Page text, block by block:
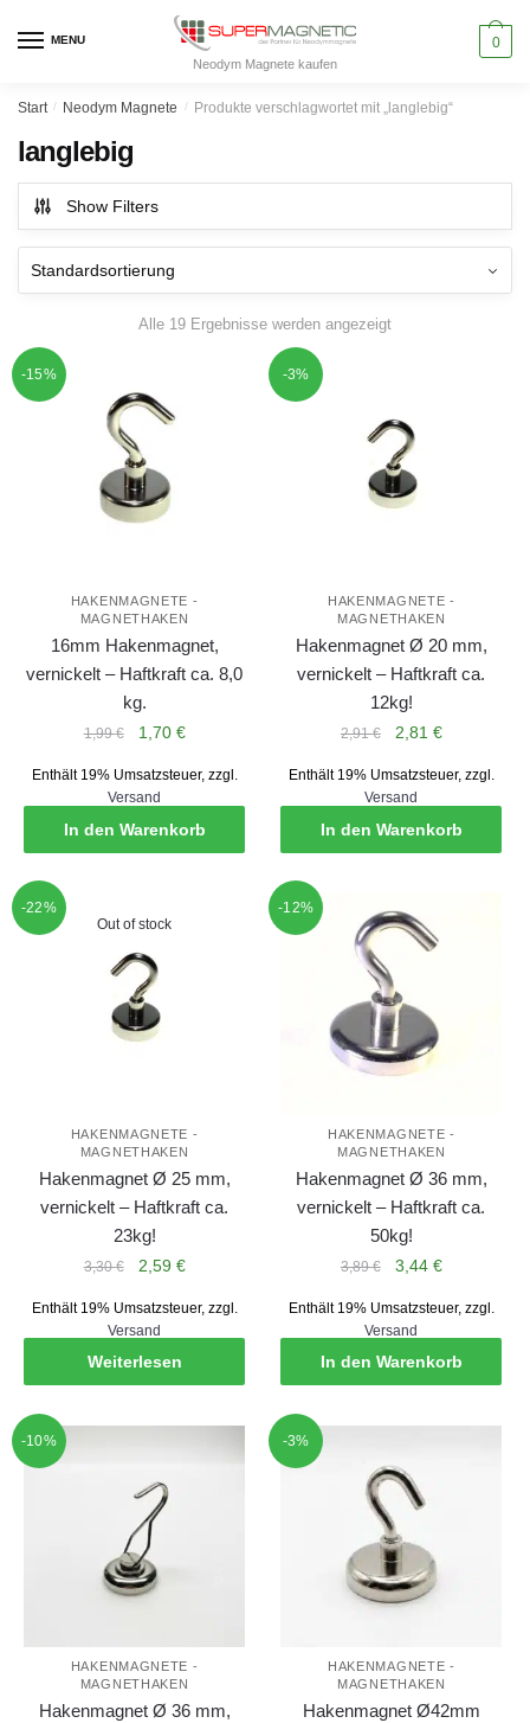
MENU
Neodym Magnete kaufen
0
Start / Neodym Magnete / Produkte verschlagwortet mit „langlebig“
langlebig
Show Filters
Alle 19 Ergebnisse werden angezeigt
-15%
HAKENMAGNETE -
MAGNETHAKEN
16mm Hakenmagnet,
vernickelt – Haftkraft ca. 8,0
kg.
1,99€
Ursprünglicher
war:
1,99 €
1,70 €Aktueller
ist:
1,70 €.
Enthält 19% Umsatzsteuer, zzgl.
Versand
In den Warenkorb
-3%
HAKENMAGNETE -
MAGNETHAKEN
Hakenmagnet Ø 20 mm,
vernickelt – Haftkraft ca.
12kg!
2,91€
Ursprünglicher
war:
2,91 €
2,81 €Aktueller
ist:
2,81 €.
Enthält 19% Umsatzsteuer, zzgl.
Versand
In den Warenkorb
-22%
Out of stock
HAKENMAGNETE -
MAGNETHAKEN
Hakenmagnet Ø 25 mm,
vernickelt – Haftkraft ca.
23kg!
3,30€
Ursprünglicher
war:
3,30 €
2,59 €Aktueller
ist:
2,59 €.
Enthält 19% Umsatzsteuer, zzgl.
Versand
Weiterlesen
-12%
HAKENMAGNETE -
MAGNETHAKEN
Hakenmagnet Ø 36 mm,
vernickelt – Haftkraft ca.
50kg!
3,89€
Ursprünglicher
war:
3,89 €
3,44 €Aktueller
ist:
3,44 €.
Enthält 19% Umsatzsteuer, zzgl.
Versand
In den Warenkorb
-10%
HAKENMAGNETE -
MAGNETHAKEN
Hakenmagnet Ø 36 mm,
-3%
HAKENMAGNETE -
MAGNETHAKEN
Hakenmagnet Ø42mm